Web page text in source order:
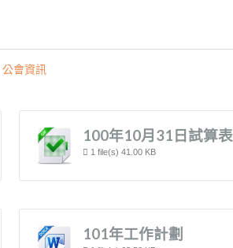
公會資訊
100年10月31日試算表
1 file(s) 41.00 KB
101年工作計劃